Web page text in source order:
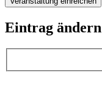
Eintrag ändern